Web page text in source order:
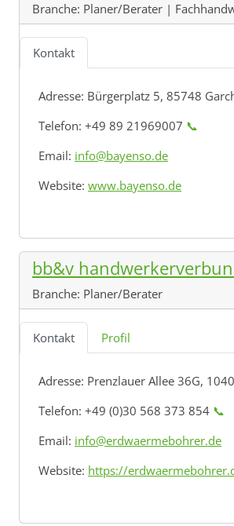
Branche: Planer/Berater |
Kontakt
Adresse: Bürgerplatz 5, 85748
Telefon: +49 89 21969007 📞
Email: info@bayenso.de
Website: www.bayenso.de
bb&v
Branche: Planer/Berater
Kontakt Profil
Adresse: Prenzlauer Allee 36G,
Telefon: +49 (0)30 568 373 854 📞
Email: info@erdwaermebohrer.de
Website: https://